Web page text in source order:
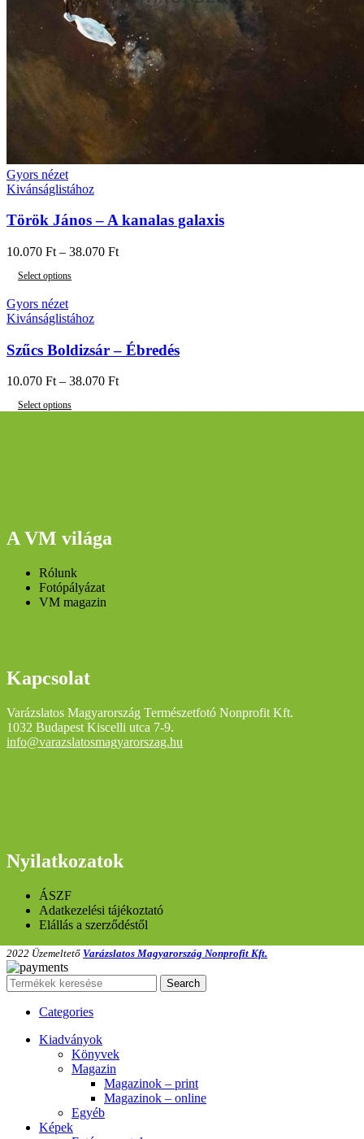
Gyors nézet
Kivánságlistához
Török János – A kanalas galaxis
10.070 Ft – 38.070 Ft
Select options
Gyors nézet
Kivánságlistához
Szűcs Boldizsár – Ébredés
10.070 Ft– 38.070 Ft
Select options
A VM világa
Rólunk
Fotópályázat
VM magazin
Kapcsolat
Varázslatos Magyarország Természetfotó Nonprofit Kft.
1032 Budapest Kiscelli utca 7-9.
info@varazslatosmagyarorszag.hu
Nyilatkozatok
ÁSZF
Adatkezelési tájékoztató
Elállás a szerződéstől
2022 Üzemeltető Varázslatos Magyarország Nonprofit Kft.
Search
Categories
Kiadványok
Könyvek
Magazin
Magazinok – print
Magazinok – online
Egyéb
Képek